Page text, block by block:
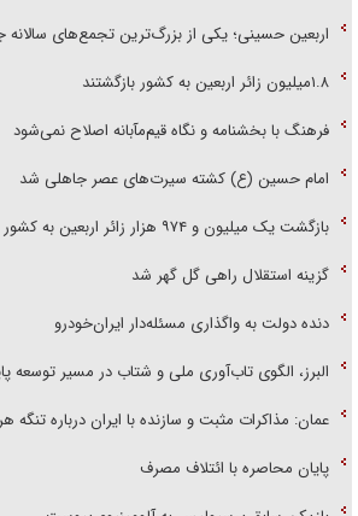
اربعین حسینی؛ یکی از بزرگ‌ترین تجمع‌های سالانه
۱.۸میلیون زائر اربعین به کشور بازگشتند
فرهنگ با بخشنامه و نگاه قیم‌مآبانه اصلاح نمی‌شود
امام حسین (ع) کشته سیرت‌های عصر جاهلی شد
بازگشت یک میلیون و ۹۷۴ هزار زائر اربعین به کشور
گزینه استقلال راهی گل گهر شد
دنده دولت به واگذاری مسئله‌دار ایران‌خودرو
البرز، الگوی تاب‌آوری ملی و شتاب در مسیر توسعه
عمان: مذاکرات مثبت و سازنده با ایران درباره تنگه
پایان محاصره با ائتلاف مصرف